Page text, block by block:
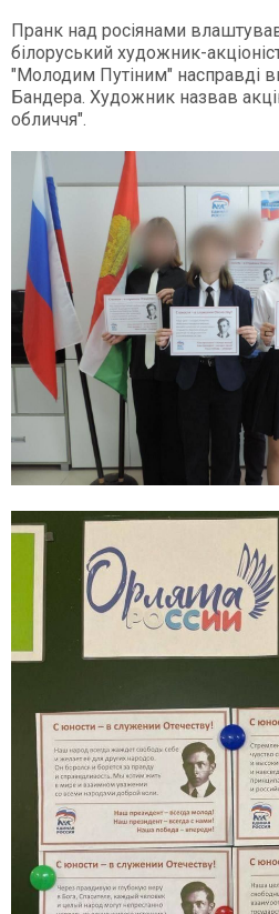
Пранк над росіянами
білоруський художник-
"Молодим Путіним" насправді
Бандера. Художник назвав
обличчя".